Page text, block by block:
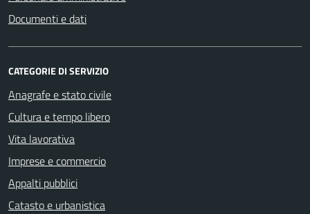
Documenti e dati
CATEGORIE DI SERVIZIO
Anagrafe e stato civile
Cultura e tempo libero
Vita lavorativa
Imprese e commercio
Appalti pubblici
Catasto e urbanistica